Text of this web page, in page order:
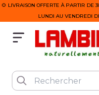
🌻 LIVRAISON OFFERTE À PARTIR DE
LUNDI AU VENDREDI